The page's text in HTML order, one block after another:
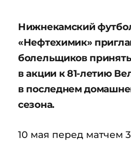
Нижнекамский
«Нефтехимик»
болельщиков
в акции к 81-летию
в последнем
сезона.
10 мая перед матчем